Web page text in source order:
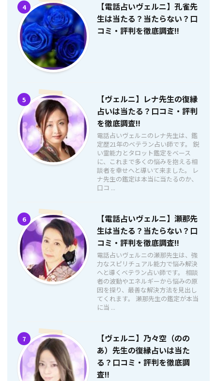
4
【電話占いヴェルニ】孔雀先
生は当たる？当たらない？口
コミ・評判を徹底調査!!
5
【ヴェルニ】レナ先生の復縁
占いは当たる？口コミ・評判
を徹底調査!!
電話占いヴェルニのレナ先生は、鑑
定歴21年のベテラン占い師です。 鋭
い霊能力とタロット鑑定をベース
に、これまで多くの悩みを抱える相
談者を幸せへと導いて来ました。 レ
ナ先生の鑑定は本当に当たるのか、
口コ ...
6
【電話占いヴェルニ】瀬那先
生は当たる？当たらない？口
コミ・評判を徹底調査!!
電話占いヴェルニの瀬那先生は、強
力なスピリチュアル能力で悩み解決
へと導くベテラン占い師です。 相談
者の波動やエネルギーから悩みの原
因を探り、最善な解決方法を見出し
てくれます。 瀬那先生の鑑定が本当
に当 ...
7
【ヴェルニ】乃々空（のの
あ）先生の復縁占いは当た
る？口コミ・評判を徹底調
査!!